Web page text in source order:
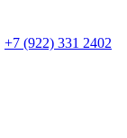
+7 (922) 331 2402